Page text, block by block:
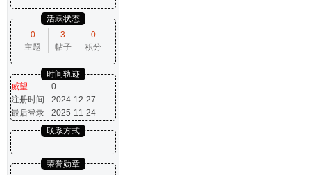
活跃状态
0
主题
3
帖子
0
积分
时间轨迹
威望
0
注册时间
2024-12-27
最后登录
2025-11-24
联系方式
荣誉勋章